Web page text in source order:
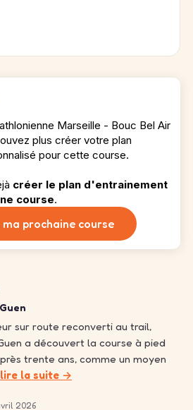
Marseille - Bouc Bel Air
plus créer votre plan
pour cette course.
créer le plan d'entrainement
course.
prochaine course
sur route reconverti au trail,
a découvert la course à pied
trente ans, comme un moyen
lire la suite →
2026